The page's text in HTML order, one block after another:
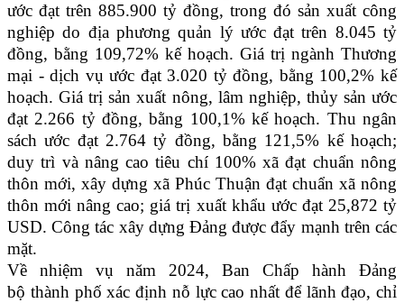
ước đạt trên 885.900 tỷ đồng, trong đó sản xuất công
nghiệp do địa phương quản lý ước đạt trên 8.045 tỷ
đồng, bằng 109,72% kế hoạch. Giá trị ngành Thương
mại - dịch vụ ước đạt 3.020 tỷ đồng, bằng 100,2% kế
hoạch. Giá trị sản xuất nông, lâm nghiệp, thủy sản ước
đạt 2.266 tỷ đồng, bằng 100,1% kế hoạch. Thu ngân
sách ước đạt 2.764 tỷ đồng, bằng 121,5% kế hoạch;
duy trì và nâng cao tiêu chí 100%xã đạt chuẩn nông
thôn mới, xây dựng xã Phúc Thuận đạt chuẩn xã nông
thôn mới nâng cao; giá trị xuất khẩu ước đạt 25,872tỷ
USD.Công tác xây dựng Đảng được đẩy mạnh trên các
mặt.
Về nhiệm vụ năm 2024, Ban Chấp hành Đảng
bộ thành phố xác định nỗ lực cao nhất để lãnh đạo, chỉ